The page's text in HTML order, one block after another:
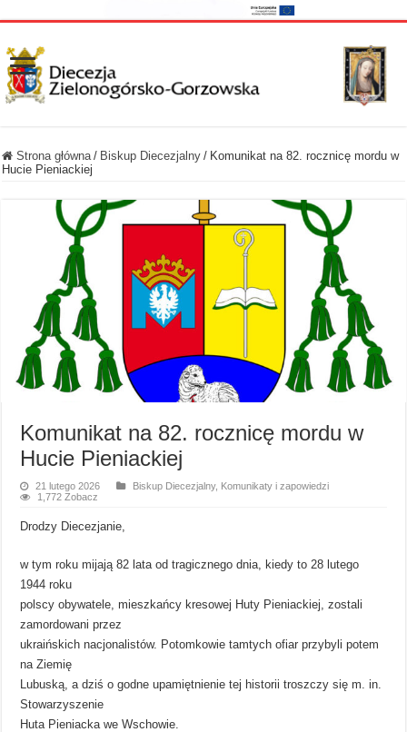
Strona główna / Biskup Diecezjalny / Komunikat na 82. rocznicę mordu w
Hucie Pieniackiej
Komunikat na 82. rocznicę mordu w
Hucie Pieniackiej
21 lutego 2026 Biskup Diecezjalny, Komunikaty i zapowiedzi
1,772 Zobacz
Drodzy Diecezjanie,
w tym roku mijają 82 lata od tragicznego dnia, kiedy to 28 lutego
1944 roku
polscy obywatele, mieszkańcy kresowej Huty Pieniackiej, zostali
zamordowani przez
ukraińskich nacjonalistów. Potomkowie tamtych ofiar przybyli potem
na Ziemię
Lubuską, a dziś o godne upamiętnienie tej historii troszczy się m. in.
Stowarzyszenie
Huta Pieniacka we Wschowie.